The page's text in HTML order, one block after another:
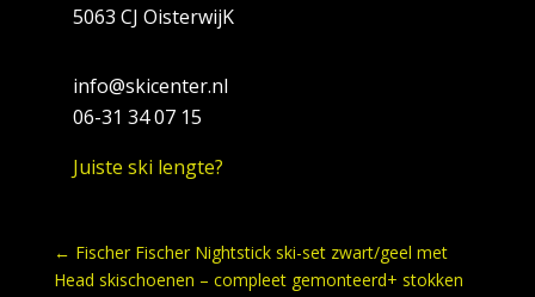
5063 CJ OisterwijK
info@skicenter.nl
06-31 34 07 15
Juiste ski lengte?
← Fischer Fischer Nightstick ski-set zwart/geel met
Head skischoenen – compleet gemonteerd+ stokken